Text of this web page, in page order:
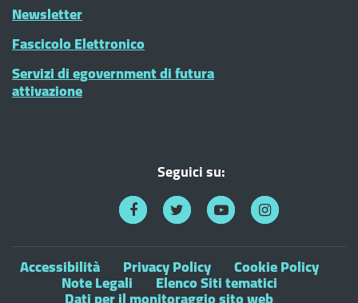
Newsletter
Fascicolo Elettronico
Servizi di egovernment di futura
attivazione
Seguici su:
Accessibilità Privacy Policy Cookie Policy
Note Legali Elenco Siti tematici